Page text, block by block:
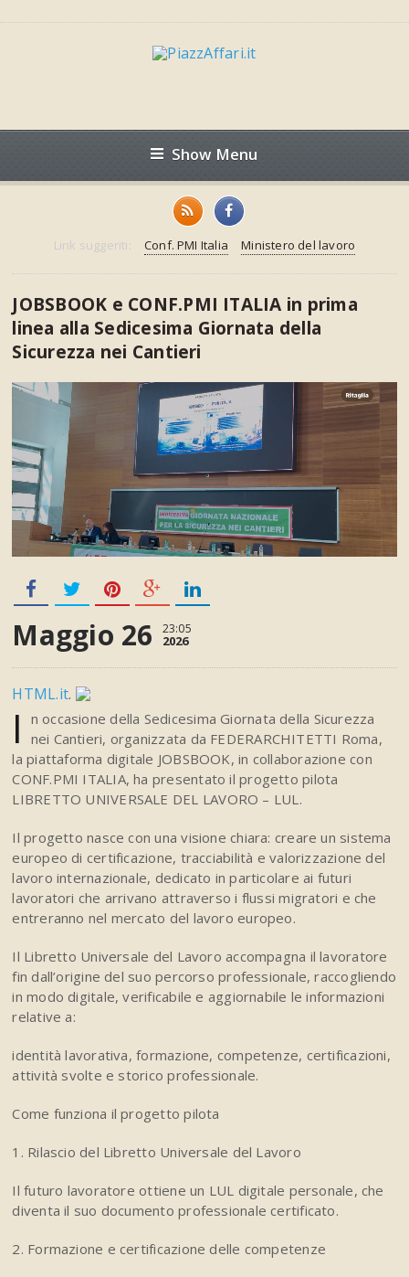
Show Menu
Link suggeriti: Conf. PMI Italia Ministero del lavoro
JOBSBOOK e CONF.PMI ITALIA in prima
linea alla Sedicesima Giornata della
Sicurezza nei Cantieri
Maggio 26 23:05
2026
HTML.it.
I
n occasione della Sedicesima Giornata della Sicurezza
nei Cantieri, organizzata da FEDERARCHITETTI Roma,
la piattaforma digitale JOBSBOOK, in collaborazione con
CONF.PMI ITALIA, ha presentato il progetto pilota
LIBRETTO UNIVERSALE DEL LAVORO – LUL.
Il progetto nasce con una visione chiara: creare un sistema
europeo di certificazione, tracciabilità e valorizzazione del
lavoro internazionale, dedicato in particolare ai futuri
lavoratori che arrivano attraverso i flussi migratori e che
entreranno nel mercato del lavoro europeo.
Il Libretto Universale del Lavoro accompagna il lavoratore
fin dall’origine del suo percorso professionale, raccogliendo
in modo digitale, verificabile e aggiornabile le informazioni
relative a:
identità lavorativa, formazione, competenze, certificazioni,
attività svolte e storico professionale.
Come funziona il progetto pilota
1. Rilascio del Libretto Universale del Lavoro
Il futuro lavoratore ottiene un LUL digitale personale, che
diventa il suo documento professionale certificato.
2. Formazione e certificazione delle competenze